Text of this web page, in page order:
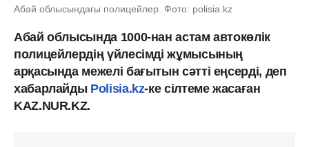
Абай облысындағы полицейлер. Фото: polisia.kz
Абай облысында 1000-нан астам автокөлік
полицейлердің үйлесімді жұмысының
арқасында межелі бағытын сәтті еңсерді, деп
хабарлайды Polisia.kz-ке сілтеме жасаған
KAZ.NUR.KZ.